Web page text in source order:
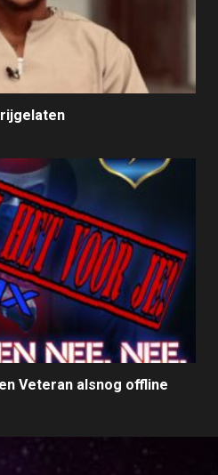
Veteran alsnog offline